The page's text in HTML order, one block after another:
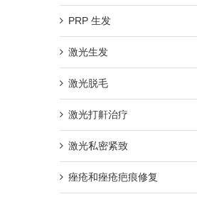
PRP 生发
激光生发
激光脱毛
激光打鼾治疗
激光私密紧致
痤疮和痤疮疤痕修复